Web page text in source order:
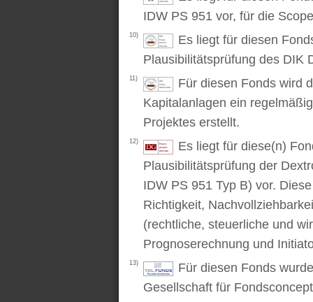
IDW PS 951 vor, für die
10)
Es liegt für diesen
Plausibilitätsprüfung des DIK
11)
Für diesen Fonds wird
Kapitalanlagen ein
Projektes erstellt.
12)
Es liegt für diese(n)
Plausibilitätsprüfung der
IDW PS 951 Typ B) vor.
Richtigkeit,
(rechtliche, steuerliche und
Prognoserechnung und
13)
Für diesen Fonds
Gesellschaft für